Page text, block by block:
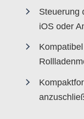
Steuerung
iOS oder